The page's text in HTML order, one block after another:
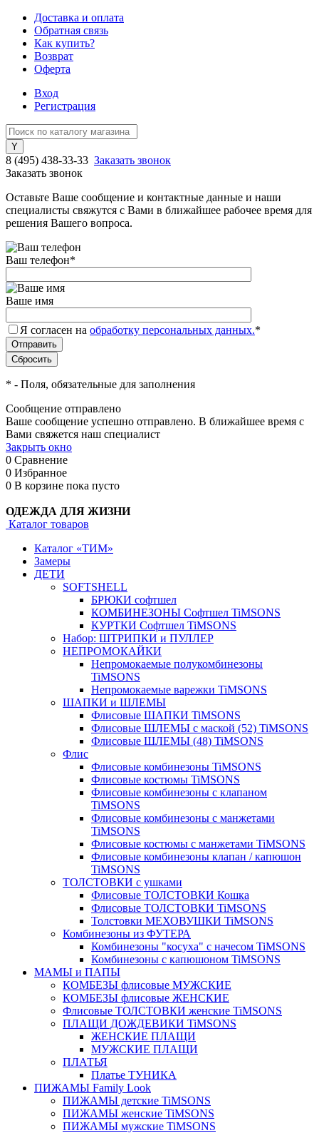
Доставка и оплата
Обратная связь
Как купить?
Возврат
Оферта
Вход
Регистрация
8 (495) 438-33-33 Заказать звонок
Заказать звонок
Оставьте Ваше сообщение и контактные данные и наши
специалисты свяжутся с Вами в ближайшее рабочее время для
решения Вашего вопроса.
Ваш телефон*
Ваше имя
Я согласен на обработку персональных данных.*
* - Поля, обязательные для заполнения
Сообщение отправлено
Ваше сообщение успешно отправлено. В ближайшее время с
Вами свяжется наш специалист
Закрыть окно
0 Сравнение
0 Избранное
0 В корзине пока пусто
ОДЕЖДА ДЛЯ ЖИЗНИ
Каталог товаров
Каталог «ТИМ»
Замеры
ДЕТИ
SOFTSHELL
БРЮКИ софтшел
КОМБИНЕЗОНЫ Софтшел TiMSONS
КУРТКИ Софтшел TiMSONS
Набор: ШТРИПКИ и ПУЛЛЕР
НЕПРОМОКАЙКИ
Непромокаемые полукомбинезоны
TiMSONS
Непромокаемые варежки TiMSONS
ШАПКИ и ШЛЕМЫ
Флисовые ШАПКИ TiMSONS
Флисовые ШЛЕМЫ с маской (52) TiMSONS
Флисовые ШЛЕМЫ (48) TiMSONS
Флис
Флисовые комбинезоны TiMSONS
Флисовые костюмы TiMSONS
Флисовые комбинезоны с клапаном
TiMSONS
Флисовые комбинезоны с манжетами
TiMSONS
Флисовые костюмы с манжетами TiMSONS
Флисовые комбинезоны клапан / капюшон
TiMSONS
ТОЛСТОВКИ с ушками
Флисовые ТОЛСТОВКИ Кошка
Флисовые ТОЛСТОВКИ TiMSONS
Толстовки МЕХОВУШКИ TiMSONS
Комбинезоны из ФУТЕРА
Комбинезоны "косуха" с начесом TiMSONS
Комбинезоны с капюшоном TiMSONS
МАМЫ и ПАПЫ
КОМБЕЗЫ флисовые МУЖСКИЕ
КОМБЕЗЫ флисовые ЖЕНСКИЕ
Флисовые ТОЛСТОВКИ женские TiMSONS
ПЛАЩИ ДОЖДЕВИКИ TiMSONS
ЖЕНСКИЕ ПЛАЩИ
МУЖСКИЕ ПЛАЩИ
ПЛАТЬЯ
Платье ТУНИКА
ПИЖАМЫ Family Look
ПИЖАМЫ детские TiMSONS
ПИЖАМЫ женские TiMSONS
ПИЖАМЫ мужские TiMSONS